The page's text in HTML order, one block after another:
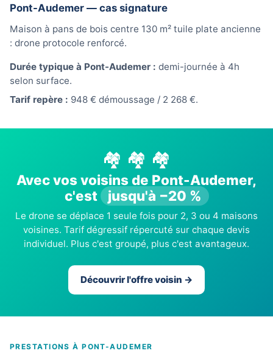
Pont-Audemer — cas signature
Maison à pans de bois centre 130 m² tuile plate ancienne
: drone protocole renforcé.
Durée typique à Pont-Audemer : demi-journée à 4h
selon surface.
Tarif repère : 948 € démoussage / 2 268 €.
🏘️ 🏘️ 🏘️
Avec vos voisins de Pont-Audemer,
c'est
jusqu'à −20 %
Le drone se déplace 1 seule fois pour 2, 3 ou 4 maisons
voisines. Tarif dégressif répercuté sur chaque devis
individuel. Plus c'est groupé, plus c'est avantageux.
Découvrir l'offre voisin →
PRESTATIONS À PONT-AUDEMER